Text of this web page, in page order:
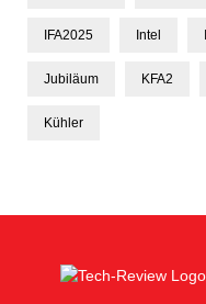
IFA2025 Intel
Jubiläum KFA2
Kühler